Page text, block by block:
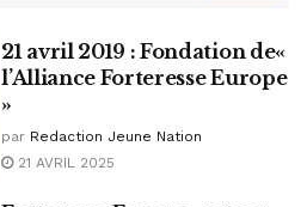
21 avril 2019 : Fondation de«
l’Alliance Forteresse Europe
»
par Redaction Jeune Nation
21 AVRIL 2025